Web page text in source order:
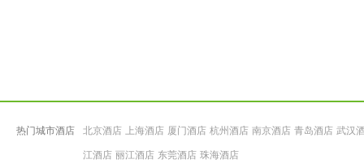
热门城市酒店 北京酒店 上海酒店 厦门酒店 杭州酒店 南京酒店 青岛酒店 武汉
江酒店 丽江酒店 东莞酒店 珠海酒店